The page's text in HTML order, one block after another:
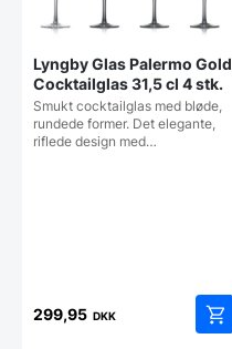
Lyngby Glas Palermo Gold
Cocktailglas 31,5 cl 4 stk.
Smukt cocktailglas med bløde,
rundede former. Det elegante,
riflede design med…
299,95 DKK